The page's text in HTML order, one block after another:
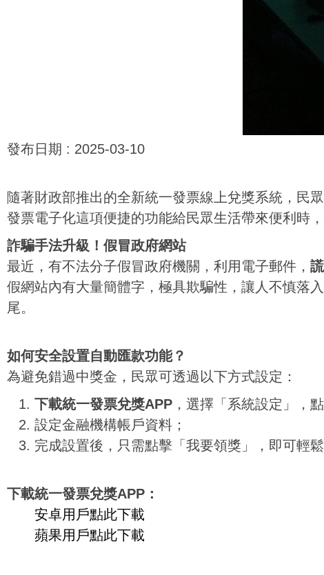
發布日期 : 2025-03-10
隨著財政部推出的全新統一發票線上兌獎系統，民
發票電子化這項便捷的功能給民眾生活帶來便利時
詐騙手法升級！假冒政府網站
最近，有不法分子假冒政府機關，利用電子郵件，
假網站內有大量簡體字，極具欺騙性，讓人不慎落
尾。
如何安全設置自動匯款功能？
為避免錯過中獎金，民眾可透過以下方式設定：
下載統一發票兌獎APP ，選擇「系統設定」，
設定金融機構帳戶資料；
完成設置後，只需點擊「我要領獎」，即可輕鬆
下載統一發票兌獎APP：
安卓用戶點此下載
蘋果用戶點此下載